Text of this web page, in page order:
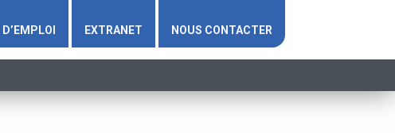
D’EMPLOI EXTRANET NOUS CONTACTER